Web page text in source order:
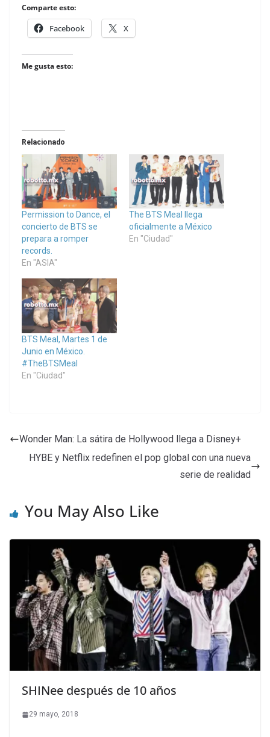
Comparte esto:
Facebook X
Me gusta esto:
Relacionado
Permission to Dance, el
concierto de BTS se
prepara a romper
records.
En "ASIA"
The BTS Meal llega
oficialmente a México
En "Ciudad"
BTS Meal, Martes 1 de
Junio en México.
#TheBTSMeal
En "Ciudad"
Wonder Man: La sátira de Hollywood llega a Disney+
HYBE y Netflix redefinen el pop global con una nueva
serie de realidad
You May Also Like
SHINee después de 10 años
29 mayo, 2018